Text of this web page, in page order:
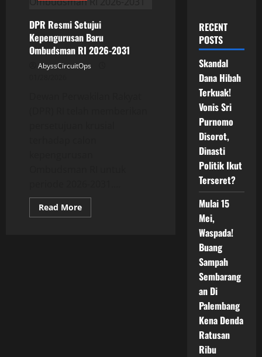
DPR Resmi Setujui
Kepengurusan Baru
Ombudsman RI 2026-2031
AbyssCircuitOps
Read MoreRead
more
RECENT
POSTS
Skandal
Dana Hibah
Terkuak!
Vonis Sri
Purnomo
Disorot,
Dinasti
Politik Ikut
Terseret?
Mulai 15
Mei,
Waspada!
Buang
Sampah
Sembarang
an Di
Palembang
Kena Denda
Ratusan
Ribu